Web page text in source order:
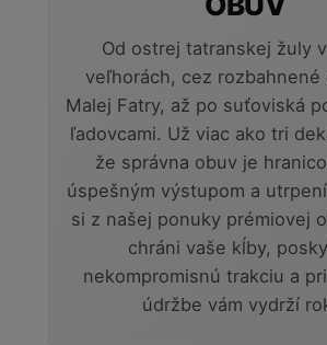
Od ostrej tatranskej žuly
veľhorách, cez rozbahnené
Malej Fatry, až po suťoviská
ľadovcami. Už viac ako tri
že správna obuv je
úspešným výstupom a
si z našej ponuky prémiovej
chráni vaše kĺby,
nekompromisnú trakciu a
údržbe vám vydrží